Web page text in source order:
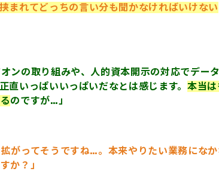
まれてどっちの言い分も聞かなければいけない
ンの取り組みや、人的資本開示の対応でデー
直いっぱいいっぱいだなとは感じます。 本当
のですが…」
がってそうですね…。本来やりたい業務にな
か？」